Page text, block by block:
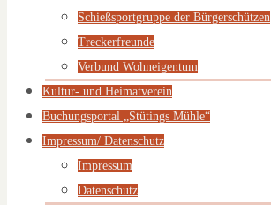
Schießsportgruppe der Bürgerschützen
Treckerfreunde
Verbund Wohneigentum
Kultur- und Heimatverein
Buchungsportal „Stütings Mühle“
Impressum/ Datenschutz
Impressum
Datenschutz